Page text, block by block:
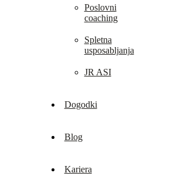
Poslovni
coaching
Spletna
usposabljanja
JR ASI
Dogodki
Blog
Kariera